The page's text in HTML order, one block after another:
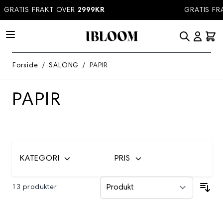
Hopp til innhold
FRAKT OVER2999KR GRATIS
Forside / SALONG / PAPIR
PAPIR
KATEGORI PRIS
13 produkter